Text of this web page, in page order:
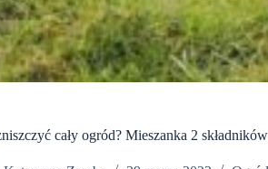
cały ogród? Mieszanka 2